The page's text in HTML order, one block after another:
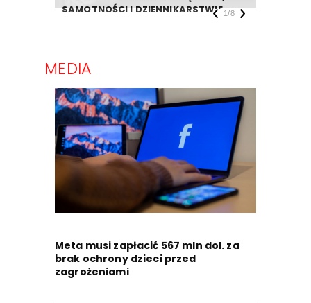
SAMOTNOŚCI I DZIENNIKARSTWIE1/8
MEDIA
Meta musi zapłacić 567 mln dol. za
brak ochrony dzieci przed
zagrożeniami